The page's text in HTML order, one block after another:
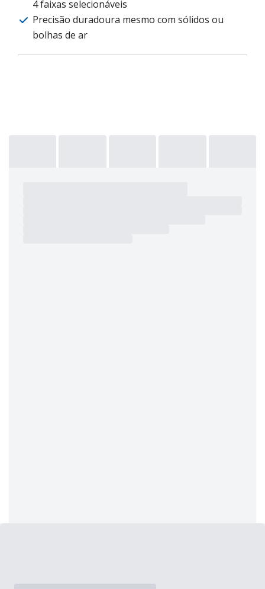
4 faixas selecionáveis
Precisão duradoura mesmo com sólidos ou
bolhas de ar